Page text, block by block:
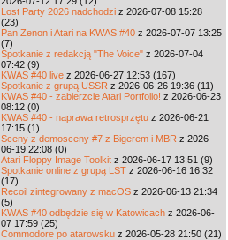
Lost Party 2026 nadchodzi z 2026-07-08 15:28
(23)
Pan Zenon i Atari na KWAS #40 z 2026-07-07 13:25
(7)
Spotkanie z redakcją "The Voice" z 2026-07-04
07:42 (9)
KWAS #40 live z 2026-06-27 12:53 (167)
Spotkanie z grupą USSR z 2026-06-26 19:36 (11)
KWAS #40 - zabierzcie Atari Portfolio! z 2026-06-23
08:12 (0)
KWAS #40 - naprawa retrosprzętu z 2026-06-21
17:15 (1)
Sceny z demosceny #7 z Bigerem i MBR z 2026-
06-19 22:08 (0)
Atari Floppy Image Toolkit z 2026-06-17 13:51 (9)
Spotkanie online z grupą LST z 2026-06-16 16:32
(17)
Recoil zintegrowany z macOS z 2026-06-13 21:34
(5)
KWAS #40 odbędzie się w Katowicach z 2026-06-
07 17:59 (25)
Commodore po atarowsku z 2026-05-28 21:50 (21)